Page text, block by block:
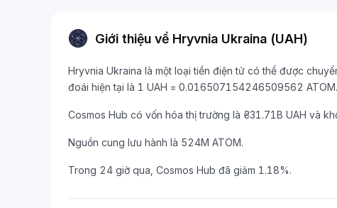
Giới thiệu về Hryvnia Ukraina (UAH)
Hryvnia Ukraina là một loại tiền điện tử có thể được
đoái hiện tại là 1 UAH = 0.016507154246509562 ATOM.
Cosmos Hub có vốn hóa thị trường là ₴31.71B UAH và
Nguồn cung lưu hành là 524M ATOM.
Trong 24 giờ qua, Cosmos Hub đã giảm 1.18%.